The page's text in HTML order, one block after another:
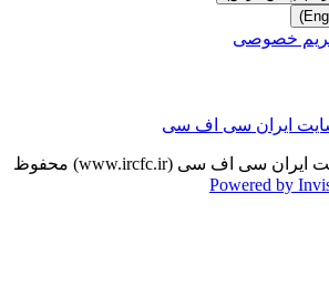
خصوصی
ایران سی اف سی
تمامی حقوق برای سایت ایران سی اف سی (www.ircfc.ir) محفوظ
Powered by